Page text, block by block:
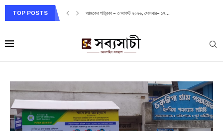
TOP POSTS আজকের পত্রিকা – ৩ আগস্ট ২০২৬, সোমবার– ১৭...